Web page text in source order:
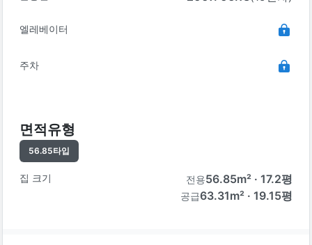
엘레베이터
주차
면적유형
56.85타입
집 크기 전용56.85m² · 17.2평
공급63.31m² · 19.15평